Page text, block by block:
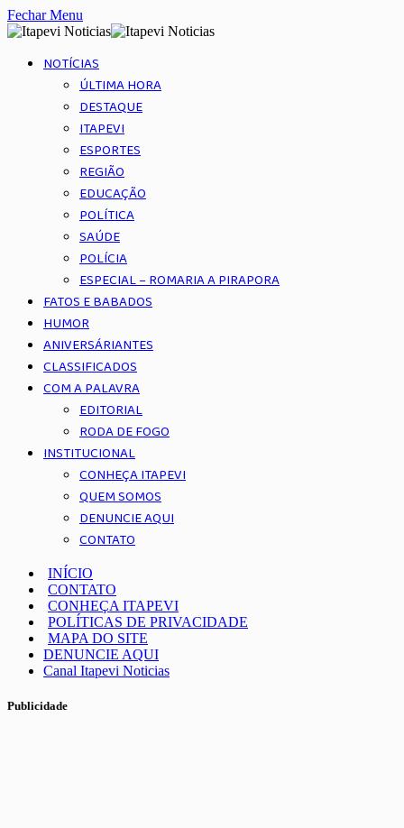
Fechar Menu
NOTÍCIAS
ÚLTIMA HORA
DESTAQUE
ITAPEVI
ESPORTES
REGIÃO
EDUCAÇÃO
POLÍTICA
SAÚDE
POLÍCIA
ESPECIAL – ROMARIA A PIRAPORA
FATOS E BABADOS
HUMOR
ANIVERSÁRIANTES
CLASSIFICADOS
COM A PALAVRA
EDITORIAL
RODA DE FOGO
INSTITUCIONAL
CONHEÇA ITAPEVI
QUEM SOMOS
DENUNCIE AQUI
CONTATO
INÍCIO
CONTATO
CONHEÇA ITAPEVI
POLÍTICAS DE PRIVACIDADE
MAPA DO SITE
DENUNCIE AQUI
Canal Itapevi Noticias
Publicidade